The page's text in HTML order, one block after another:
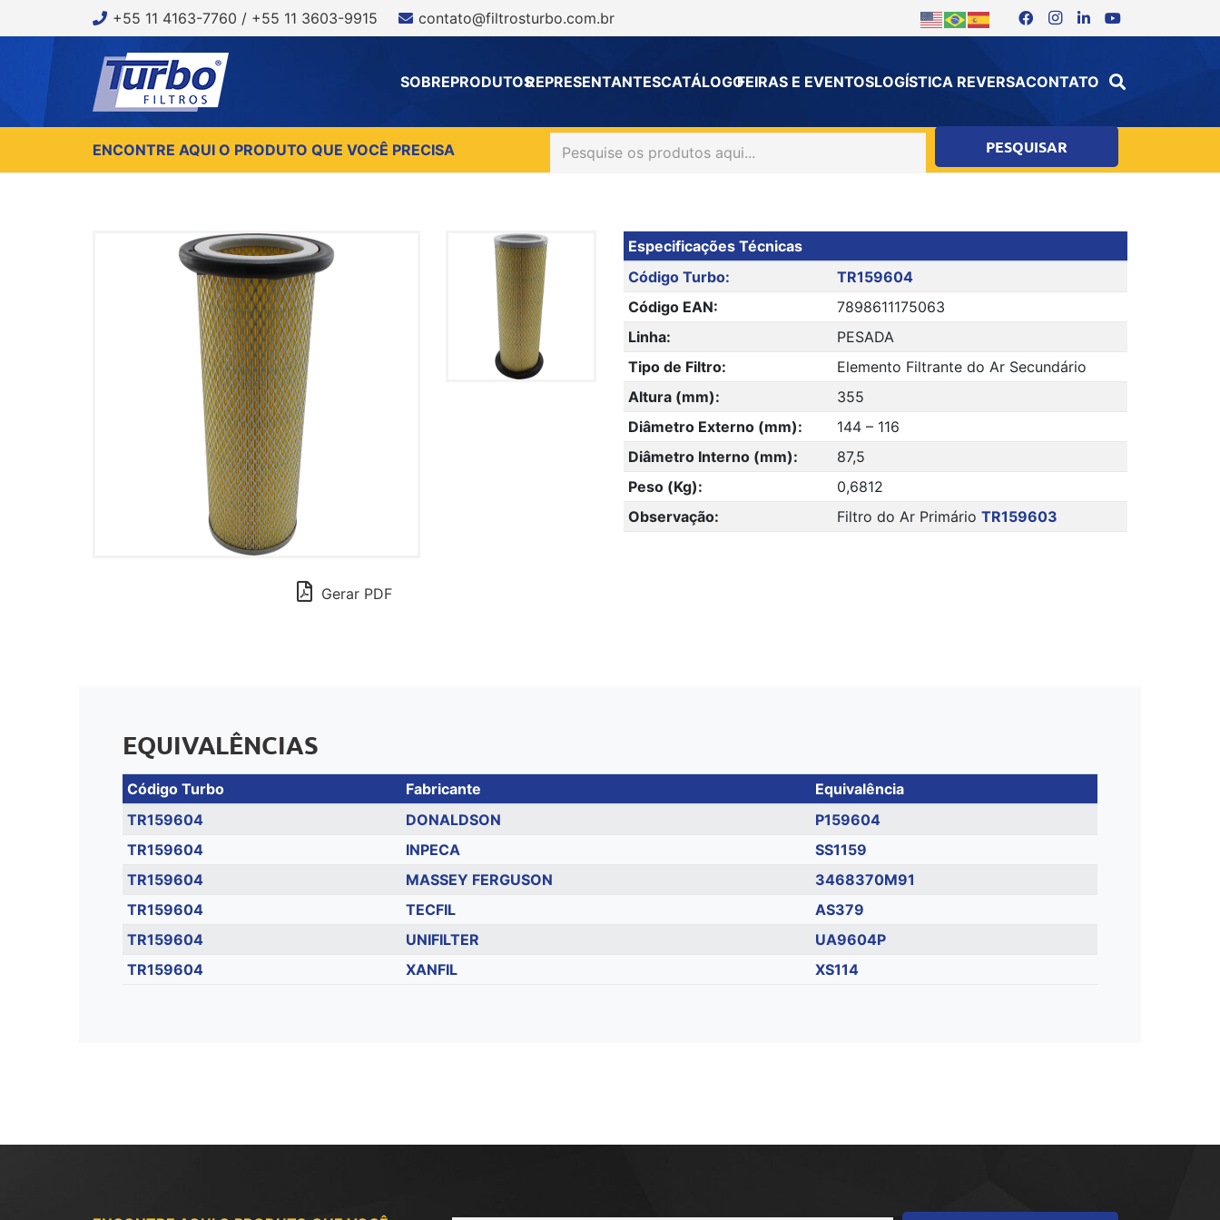
+55 11 4163-7760 / +55 11 3603-9915 contato@filtrosturbo.com.br
SOBREPRODUTOSREPRESENTANTESCATÁLOGOFEIRAS E EVENTOSLOGÍSTICA REVERSACONTATO
ENCONTRE AQUI O PRODUTO QUE VOCÊ PRECISA
Gerar PDF
Especificações Técnicas
Código Turbo:
TR159604
Código EAN:
7898611175063
Linha:
PESADA
Tipo de Filtro:
Elemento Filtrante do Ar Secundário
Altura (mm):
355
Diâmetro Externo (mm):
144 – 116
Diâmetro Interno (mm):
87,5
Peso (Kg):
0,6812
Observação:
Filtro do Ar Primário TR159603
EQUIVALÊNCIAS
Código Turbo Fabricante
Equivalência
TR159604
DONALDSON
P159604
TR159604
INPECA
SS1159
TR159604
MASSEY FERGUSON
3468370M91
TR159604
TECFIL
AS379
TR159604
UNIFILTER
UA9604P
TR159604
XANFIL XS114